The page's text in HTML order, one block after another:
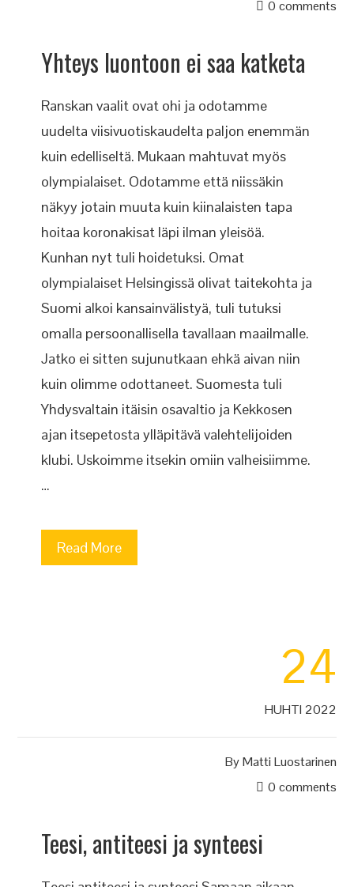
0 comments
Yhteys luontoon ei saa katketa
Ranskan vaalit ovat ohi ja odotamme
uudelta viisivuotiskaudelta paljon enemmän
kuin edelliseltä. Mukaan mahtuvat myös
olympialaiset. Odotamme että niissäkin
näkyy jotain muuta kuin kiinalaisten tapa
hoitaa koronakisat läpi ilman yleisöä.
Kunhan nyt tuli hoidetuksi. Omat
olympialaiset Helsingissä olivat taitekohta ja
Suomi alkoi kansainvälistyä, tuli tutuksi
omalla persoonallisella tavallaan maailmalle.
Jatko ei sitten sujunutkaan ehkä aivan niin
kuin olimme odottaneet. Suomesta tuli
Yhdysvaltain itäisin osavaltio ja Kekkosen
ajan itsepetosta ylläpitävä valehtelijoiden
klubi. Uskoimme itsekin omiin valheisiimme.
…
Read More
24
HUHTI 2022
ByMatti Luostarinen
0 comments
Teesi, antiteesi ja synteesi